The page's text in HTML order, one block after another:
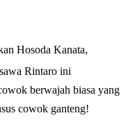
Hosoda Kanata,
Rintaro ini
berwajah biasa yang
cowok ganteng!